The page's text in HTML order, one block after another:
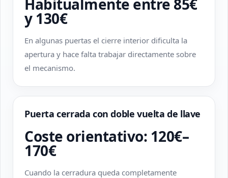
Habitualmente entre 85€
y 130€
En algunas puertas el cierre interior dificulta la
apertura y hace falta trabajar directamente sobre
el mecanismo.
Puerta cerrada con doble vuelta de llave
Coste orientativo: 120€–
170€
Cuando la cerradura queda completamente